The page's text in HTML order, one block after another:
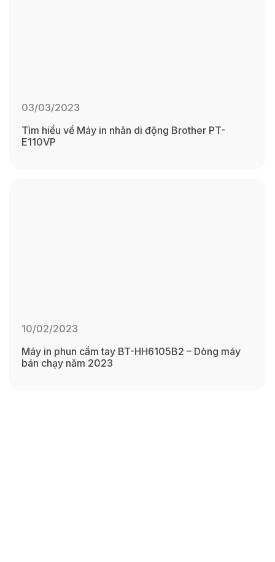
Tìm hiểu về Máy in nhãn di động Brother PT-
E110VP
03/03/2023
Máy in phun cầm tay BT-HH6105B2 – Dòng máy
bán chạy năm 2023
10/02/2023